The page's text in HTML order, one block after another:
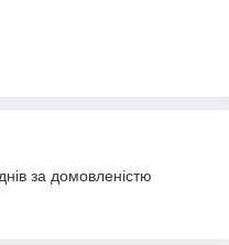
за домовленістю